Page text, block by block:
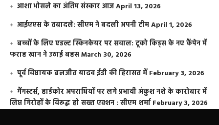
आशा भोसले का अंतिम संस्कार आजApril 13, 2026
आईएएस के तबादले: सीएम ने बदली अपनी टीमApril 1, 2026
बच्चों के लिए एडल्ट स्किनकेयर पर सवाल: टूको किड्स के नए कैंपेन में
फराह खान ने उठाई बहसMarch 30, 2026
पूर्व विधायक बलजीत यादव ईडी की हिरासत में February 3, 2026
गैंगस्टर्स, हार्डकोर अपराधियों पर लगे प्रभावी अंकुश नशे के कारोबार में
लिप्त गिरोहों के विरूद्ध हो सख्त एक्शन : सीएम शर्मा February 3, 2026